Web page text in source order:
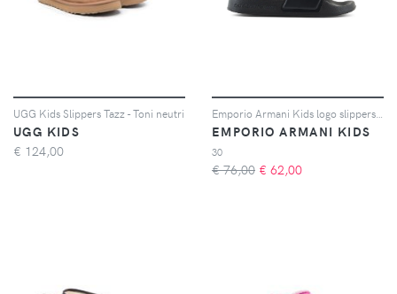
UGG Kids Slippers Tazz - Toni neutri
UGG KIDS
€ 124,00
EMPORIO ARMANI KIDS
30
€ 76,00 € 62,00